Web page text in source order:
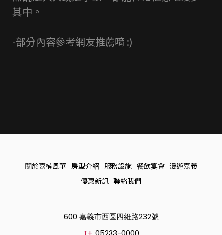
其中。
-部分內容參考網友推薦唷 :)
關於嘉楠風華 房型介紹 服務設施 餐飲宴會 漫遊嘉義
優惠新訊 聯絡我們
600 嘉義市西區四維路232號